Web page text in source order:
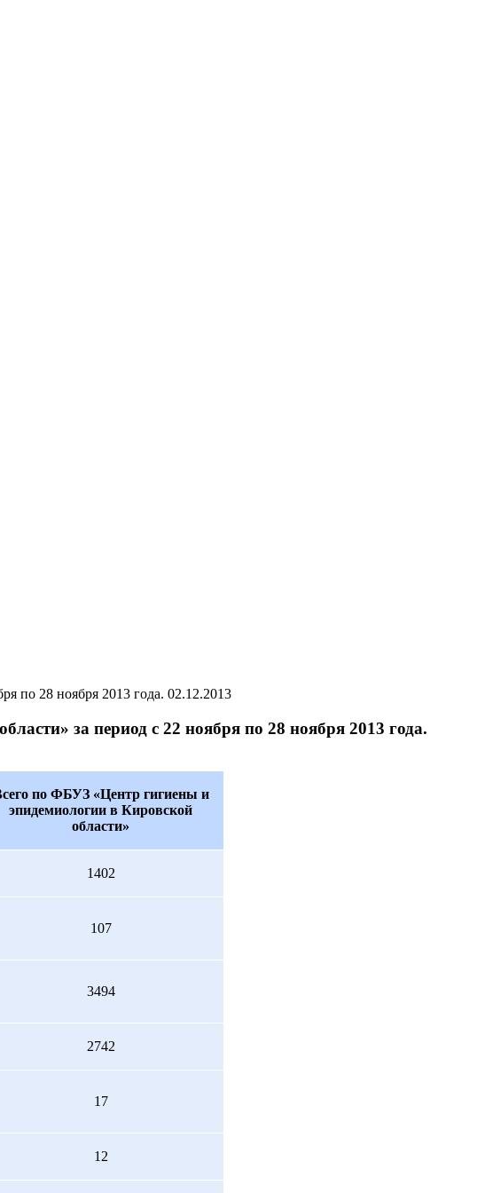
02.12.2013
за период с 22 ноября по 28 ноября 2013 года.
по ФБУЗ «Центр гигиены и
эпидемиологии в Кировской
области»
1402
107
3494
2742
17
12